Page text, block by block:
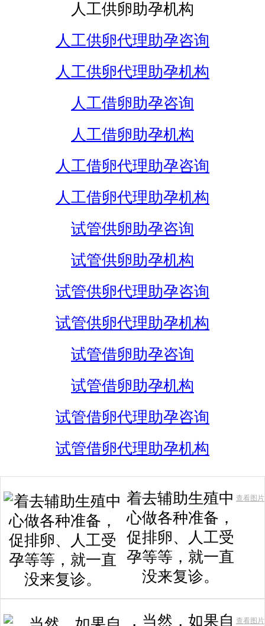
人工供卵助孕机构
人工供卵代理助孕咨询
人工供卵代理助孕机构
人工借卵助孕咨询
人工借卵助孕机构
人工借卵代理助孕咨询
人工借卵代理助孕机构
试管供卵助孕咨询
试管供卵助孕机构
试管供卵代理助孕咨询
试管供卵代理助孕机构
试管借卵助孕咨询
试管借卵助孕机构
试管借卵代理助孕咨询
试管借卵代理助孕机构
着去辅助生殖中
心做各种准备，
促排卵、人工受
孕等等，就一直
没来复诊。
查看图片
，当然，如果自 查看图片